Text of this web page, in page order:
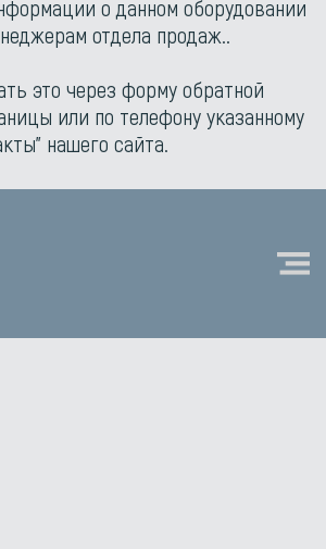
о данном оборудовании
отдела продаж..
это через форму обратной
или по телефону указанному
нашего сайта.